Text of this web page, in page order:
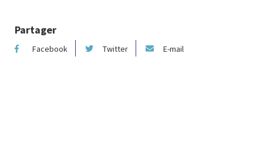
Partager
Facebook Twitter E-mail